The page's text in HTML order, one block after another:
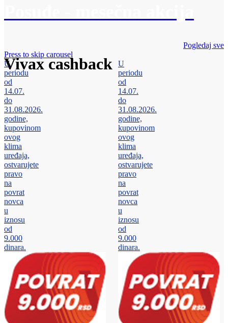
Vivax cashback
Pogledaj sve
Press to skip carousel
U
periodu
od
14.07.
do
31.08.2026.
godine,
kupovinom
ovog
klima
uređaja,
ostvarujete
pravo
na
povrat
novca
u
iznosu
od
9.000
dinara.
U
periodu
od
14.07.
do
31.08.2026.
godine,
kupovinom
ovog
klima
uređaja,
ostvarujete
pravo
na
povrat
novca
u
iznosu
od
9.000
dinara.